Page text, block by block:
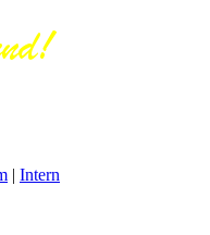
| Intern